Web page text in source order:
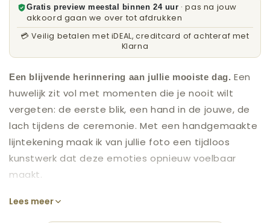
Gratis preview meestal binnen 24 uur · pas na jouw
akkoord gaan we over tot afdrukken
💳 Veilig betalen met iDEAL, creditcard of achteraf met
Klarna
Een blijvende herinnering aan jullie mooiste dag. Een
huwelijk zit vol met momenten die je nooit wilt
vergeten: de eerste blik, een hand in de jouwe, de
lach tijdens de ceremonie. Met een handgemaakte
lijntekening maak ik van jullie foto een tijdloos
kunstwerk dat deze emoties opnieuw voelbaar
maakt.
Ik teken met de hand en breng jullie liefde terug tot
Lees meer